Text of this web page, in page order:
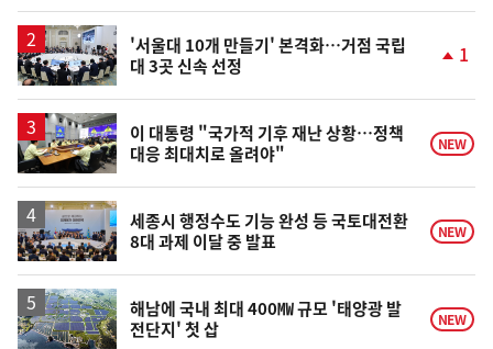
일
'서울대 10개 만들기' 본격화…거점 국립
대 3곳 신속 선정
계
승
1
이 대통령 "국가적 기후 재난 상황…정책
대응 최대치로 올려야"
NEW
세종시 행정수도 기능 완성 등 국토대전환
8대 과제 이달 중 발표
NEW
해남에 국내 최대 400㎿ 규모 '태양광 발
전단지' 첫 삽
NEW